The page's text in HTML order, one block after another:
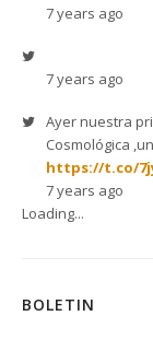
7 years ago
7 years ago
Ayer nuestra
Cosmológica
https://t.co/
7 years ago
Loading...
BOLETIN